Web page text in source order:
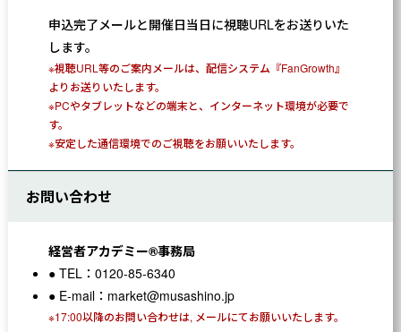
申込完了メールと開催日当日に視聴URLをお送りいた
します。
※視聴URL等のご案内メールは、配信システム『FanGrowth』
よりお送りいたします。
※PCやタブレットなどの端末と、インターネット環境が必要で
す。
※安定した通信環境でのご視聴をお願いいたします。
お問い合わせ
経営者アカデミー®事務局
TEL：0120-85-6340
E-mail：market@musashino.jp
※17:00以降のお問い合わせは, メールにてお願いいたします。